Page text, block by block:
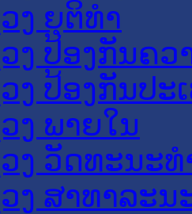
ງ ຍຸຕິທໍາ
ງ ປ້ອງກັນຄວ
ງ ປ້ອງກັນປະ
ງ ພາຍໃນ
ງ ວັດທະນະ
ງ ສາທາລະນ